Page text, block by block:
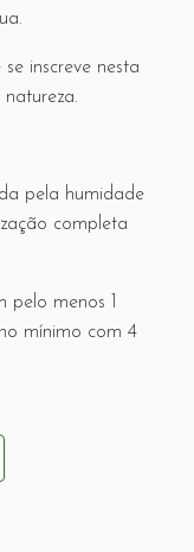
inscreve nesta
pela humidade
completa
menos 1
mínimo com 4